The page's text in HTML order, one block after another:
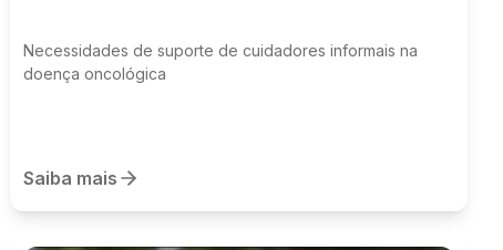
Necessidades de suporte de cuidadores informais na
doença oncológica
Saiba mais